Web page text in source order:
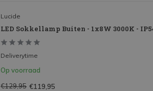
Lucide
LED Sokkellamp Buiten - 1x8W 3000K -
Deliverytime
Op voorraad
€129,95 €119,95